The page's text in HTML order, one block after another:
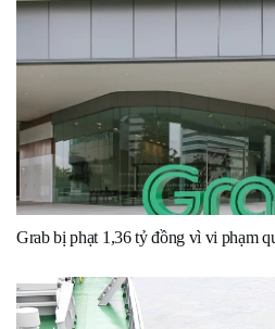
Grab bị phạt 1,36 tỷ đồng vì vi phạm